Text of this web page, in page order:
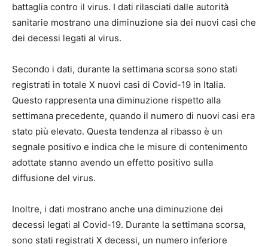
battaglia contro il virus. I dati rilasciati dalle autorità
sanitarie mostrano una diminuzione sia dei nuovi casi che
dei decessi legati al virus.
Secondo i dati, durante la settimana scorsa sono stati
registrati in totale X nuovi casi di Covid-19 in Italia.
Questo rappresenta una diminuzione rispetto alla
settimana precedente, quando il numero di nuovi casi era
stato più elevato. Questa tendenza al ribasso è un
segnale positivo e indica che le misure di contenimento
adottate stanno avendo un effetto positivo sulla
diffusione del virus.
Inoltre, i dati mostrano anche una diminuzione dei
decessi legati al Covid-19. Durante la settimana scorsa,
sono stati registrati X decessi, un numero inferiore